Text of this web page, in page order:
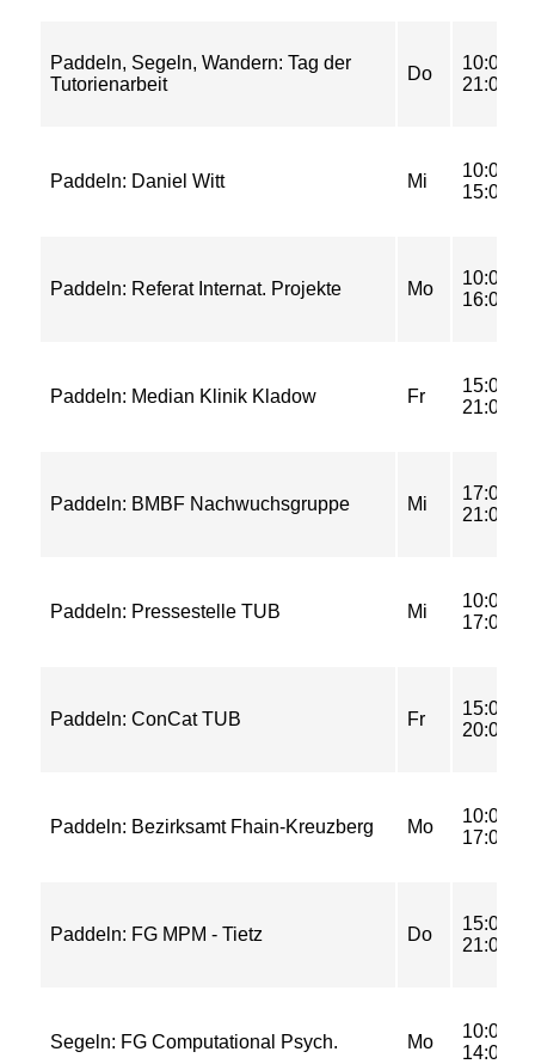
Paddeln, Segeln, Wandern: Tag der
Tutorienarbeit
Do
10:00-
21:00
Paddeln: Daniel Witt Mi
10:00-
15:00
Paddeln: Referat Internat. Projekte Mo
10:00-
16:00
Paddeln: Median Klinik Kladow Fr
15:00-
21:00
Paddeln: BMBF Nachwuchsgruppe Mi
17:00-
21:00
Paddeln: Pressestelle TUB Mi
10:00-
17:00
Paddeln: ConCat TUB Fr
15:00-
20:00
Paddeln: Bezirksamt Fhain-Kreuzberg Mo
10:00-
17:00
Paddeln: FG MPM - Tietz Do
15:00-
21:00
Segeln: FG Computational Psych. Mo
10:00-
14:00